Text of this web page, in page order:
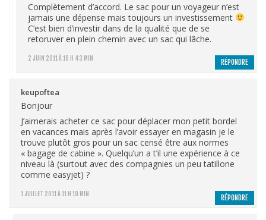
2 JUIN 2011 À 18 H 43 MIN
Complètement d’accord. Le sac pour un voyageur n’est
jamais une dépense mais toujours un investissement
C’est bien d’investir dans de la qualité que de se
retoruver en plein chemin avec un sac qui lâche.
RÉPONDRE
keupoftea
1 JUILLET 2011 À 11 H 19 MIN
Bonjour
J’aimerais acheter ce sac pour déplacer mon petit bordel
en vacances mais après l’avoir essayer en magasin je le
trouve plutôt gros pour un sac censé être aux normes
« bagage de cabine ». Quelqu’un a t’il une expérience à ce
niveau là (surtout avec des compagnies un peu tatillone
comme easyjet) ?
RÉPONDRE